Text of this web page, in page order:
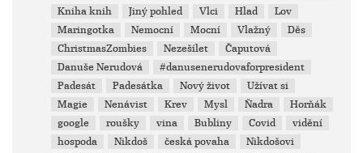
Kniha knih
Jiný pohled Vlci Hlad
Lov
Maringotka
Nemocní Mocní Vlažný
Děs
ChristmasZombies
Nezešílet
Čaputová
Danuše Nerudová
#danusenerudovaforpresident
Padesát
Padesátka Nový život
Užívat si
Magie
Nenávist Krev Mysl Ňadra
Horňák
google
roušky vina Bubliny Covid
vidění
hospoda
Nikdoš česká povaha
Nikdošovi